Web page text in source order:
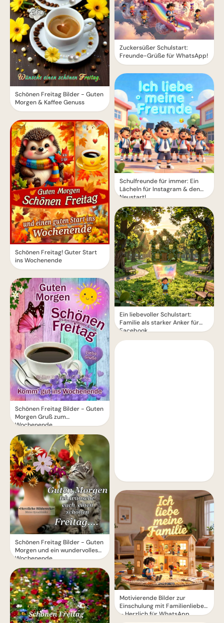
Schönen Freitag Bilder - Guten
Morgen & Kaffee Genuss
Schönen Freitag! Guter Start
ins Wochenende
Schönen Freitag Bilder - Guten
Morgen Gruß zum
Wochenende
Schönen Freitag Bilder - Guten
Morgen und ein wundervolles
Wochenende
Zuckersüßer Schulstart:
Freunde-Grüße für WhatsApp!
Schulfreunde für immer: Ein
Lächeln für Instagram & den
Neustart!
Ein liebevoller Schulstart:
Familie als starker Anker für
Facebook
Motivierende Bilder zur
Einschulung mit Familienliebe
– Herzlich für WhatsApp